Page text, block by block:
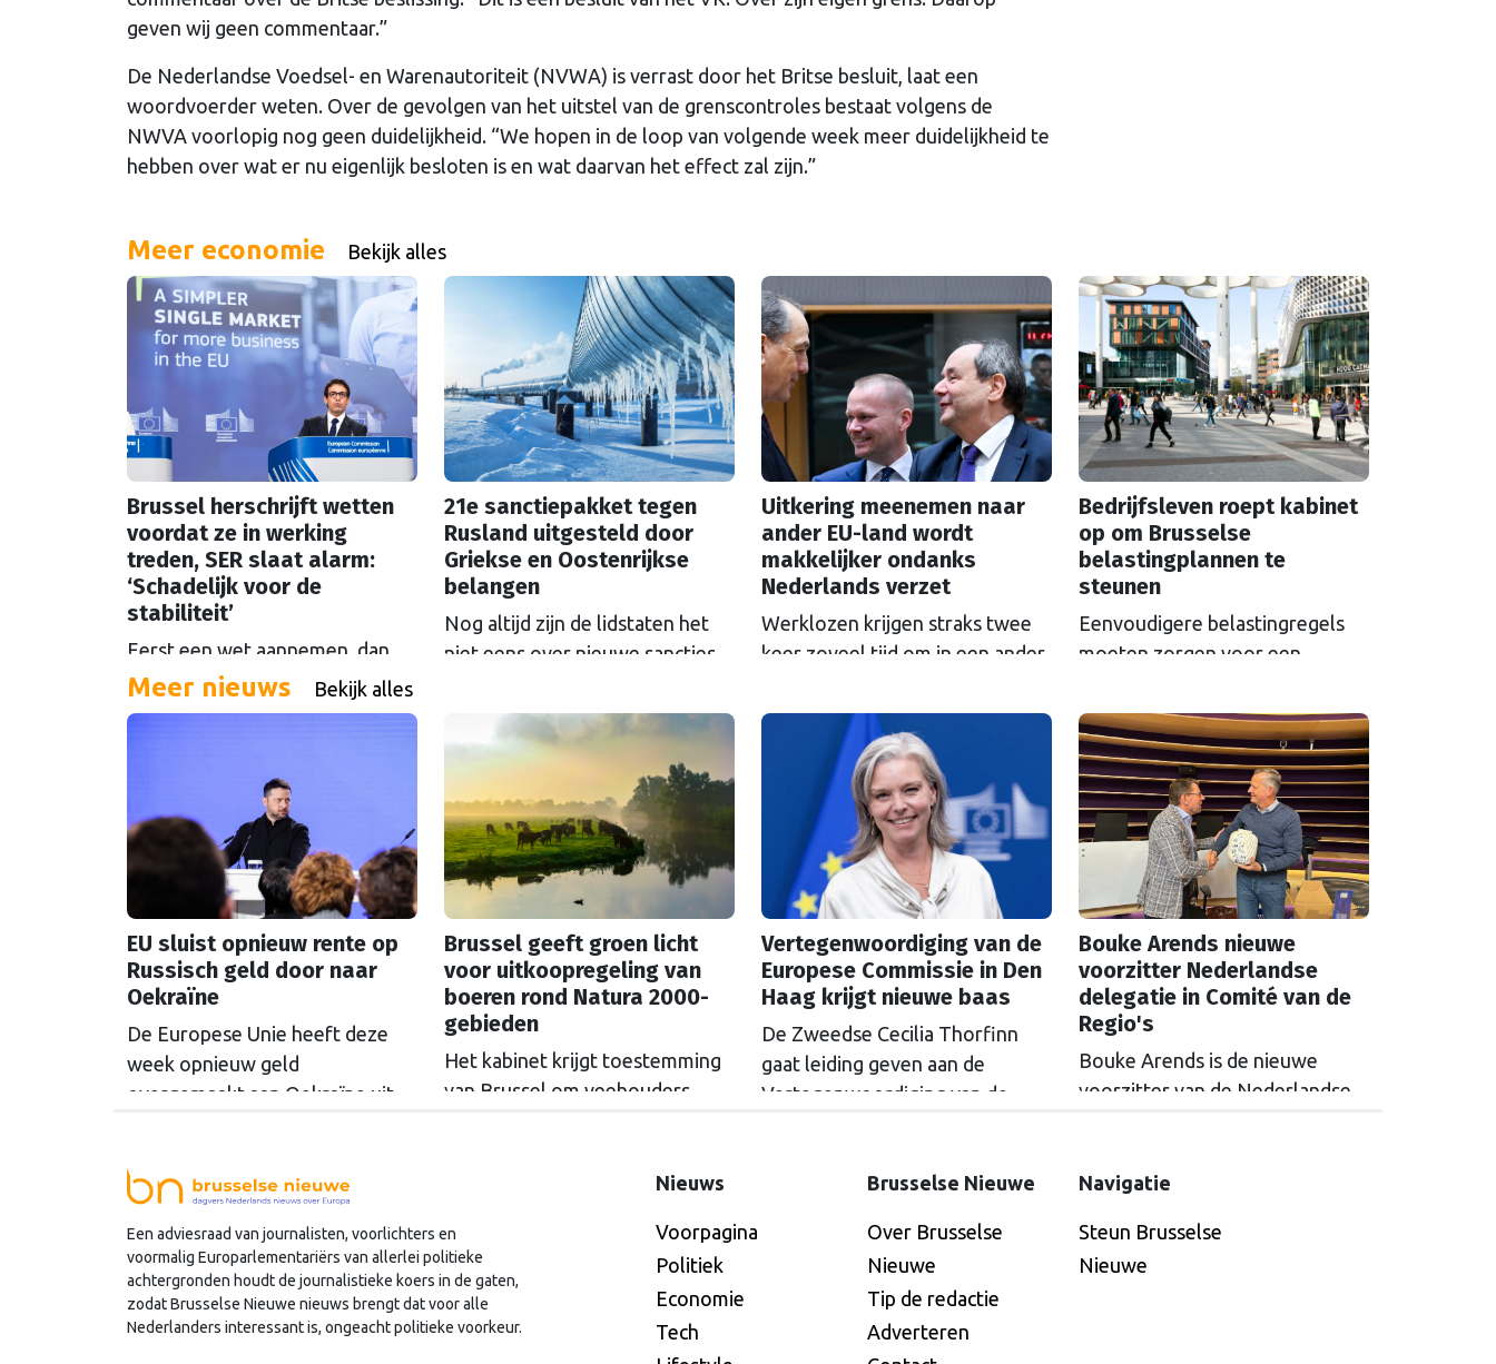
geven wij geen commentaar.”
De Nederlandse Voedsel- en Warenautoriteit (NVWA) is verrast door het Britse besluit, laat een
woordvoerder weten. Over de gevolgen van het uitstel van de grenscontroles bestaat volgens de
NWVA voorlopig nog geen duidelijkheid. “We hopen in de loop van volgende week meer duidelijkheid te
hebben over wat er nu eigenlijk besloten is en wat daarvan het effect zal zijn.”
Meer economie Bekijk alles
Brussel herschrijft wetten
voordat ze in werking
treden, SER slaat alarm:
‘Schadelijk voor de
stabiliteit’
Eerst een wet aannemen, dan
alweer uitkleden voordat hij
ingaat: het gebeurt steeds vaker
Wat is er mis met hoe Europa
wetten maakt?
21e sanctiepakket tegen
Rusland uitgesteld door
Griekse en Oostenrijkse
belangen
Nog altijd zijn de lidstaten het
niet eens over nieuwe sancties
het pakket is met een week
vooruitgeschoven, dat intussen
steeds verder dreigt te worden
afgezwakt.
Uitkering meenemen naar
ander EU-land wordt
makkelijker ondanks
Nederlands verzet
Werklozen krijgen straks twee
keer zoveel tijd om in een ander
oude uitkering. Tien jaar
touwtrekken ging daaraan
vooraf. Nederland bleef al die
tijd tegen de veranderingen.
Bedrijfsleven roept kabinet
op om Brusselse
belastingplannen te
steunen
Eenvoudigere belastingregels
moeten zorgen voor een
euro, stelt de Europese
Commissie. Maar de voorstellen
hebben ook een impact op de
Nederlandse schatkist.
Meer nieuws Bekijk alles
EU sluist opnieuw rente op
Russisch geld door naar
Oekraïne
De Europese Unie heeft deze
week opnieuw geld
overgemaakt aan Oekraïne uit
om 1,4 miljard euro. Dat is de
Russische Centrale Bank ooit bij
de Belgische bank Euroclear
parkeerde. De EU bevroor dat
geld na de Russische inval in
Brussel geeft groen licht
voor uitkoopregeling van
boeren rond Natura 2000-
gebieden
Het kabinet krijgt toestemming
van Brussel om veehouders
Commissie gaat akkoord met
miljoen euro.
Vertegenwoordiging van de
Europese Commissie in Den
Haag krijgt nieuwe baas
De Zweedse Cecilia Thorfinn
gaat leiding geven aan de
Vertegenwoordiging van de
Bouke Arends nieuwe
voorzitter Nederlandse
delegatie in Comité van de
Regio's
Bouke Arends is de nieuwe
voorzitter van de Nederlandse
huidige burgemeester van
Commissaris van de
Koning Arthur van Dijk (Noord-
Een adviesraad van journalisten, voorlichters en
voormalig Europarlementariërs van allerlei politieke
achtergronden houdt de journalistieke koers in de gaten,
zodat Brusselse Nieuwe nieuws brengt dat voor alle
Nederlanders interessant is, ongeacht politieke voorkeur.
Nieuws
Voorpagina
Politiek
Economie
Tech
Brusselse Nieuwe
Over Brusselse
Nieuwe
Tip de redactie
Adverteren
Navigatie
Steun Brusselse
Nieuwe